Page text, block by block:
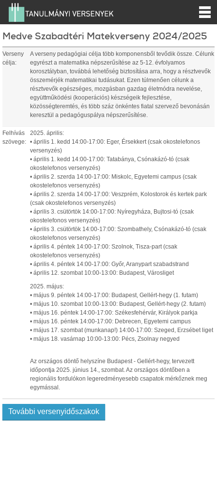
Medve Szabadtéri Matekverseny 2024/2025
Verseny
célja:
A verseny pedagógiai célja több komponensből tevődik össze. Célunk
egyrészt a matematika népszerűsítése az 5-12. évfolyamos
korosztályban, továbbá lehetőség biztosítása arra, hogy a résztvevők
összemérjék matematikai tudásukat. Ezen túlmenően célunk a
résztvevők egészséges, mozgásban gazdag életmódra nevelése,
együttműködési (kooperációs) készségeik fejlesztése,
közösségteremtés, és több száz önkéntes fiatal szervező bevonásán
keresztül a pedagóguspálya népszerűsítése.
Felhívás
szövege:
2025. április:
• április 1. kedd 14:00-17:00: Eger, Érsekkert (csak okostelefonos
versenyzés)
• április 1. kedd 14:00-17:00: Tatabánya, Csónakázó-tó (csak
okostelefonos versenyzés)
• április 2. szerda 14:00-17:00: Miskolc, Egyetemi campus (csak
okostelefonos versenyzés)
• április 2. szerda 14:00-17:00: Veszprém, Kolostorok és kertek park
(csak okostelefonos versenyzés)
• április 3. csütörtök 14:00-17:00: Nyíregyháza, Bujtosi-tó (csak
okostelefonos versenyzés)
• április 3. csütörtök 14:00-17:00: Szombathely, Csónakázó-tó (csak
okostelefonos versenyzés)
• április 4. péntek 14:00-17:00: Szolnok, Tisza-part (csak
okostelefonos versenyzés)
• április 4. péntek 14:00-17:00: Győr, Aranypart szabadstrand
• április 12. szombat 10:00-13:00: Budapest, Városliget
2025. május:
• május 9. péntek 14:00-17:00: Budapest, Gellért-hegy (1. futam)
• május 10. szombat 10:00-13:00: Budapest, Gellért-hegy (2. futam)
• május 16. péntek 14:00-17:00: Székesfehérvár, Királyok parkja
• május 16. péntek 14:00-17:00: Debrecen, Egyetemi campus
• május 17. szombat (munkanap!) 14:00-17:00: Szeged, Erzsébet liget
• május 18. vasárnap 10:00-13:00: Pécs, Zsolnay negyed
Az országos döntő helyszíne Budapest - Gellért-hegy, tervezett
időpontja 2025. június 14., szombat. Az országos döntőben a
regionális fordulókon legeredményesebb csapatok mérkőznek meg
egymással.
További versenyidőszakok